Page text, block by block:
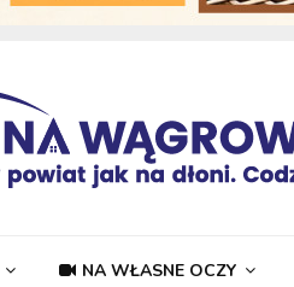
NA WŁASNE OCZY